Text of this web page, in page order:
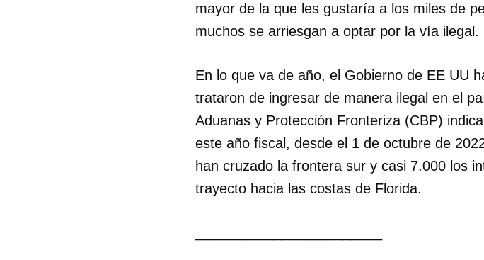
mayor de la que les gustaría a los miles de
muchos se arriesgan a optar por la vía ilegal.
En lo que va de año, el Gobierno de EE UU
trataron de ingresar de manera ilegal en el
Aduanas y Protección Fronteriza (CBP)
este año fiscal, desde el 1 de octubre de
han cruzado la frontera sur y casi 7.000 los
trayecto hacia las costas de Florida.